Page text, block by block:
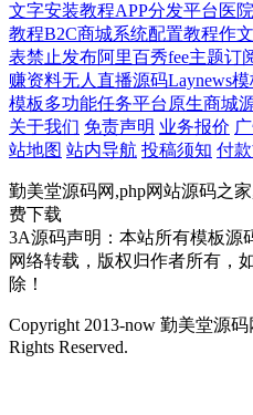
文字安装教程APP分发平台 医
教程B2C商城系统配置教程作
表禁止发布阿里百秀fee主题订
赚资料无人直播源码Laynews模
模板多功能任务平台 原生商城
关于我们 免责声明 业务报价
站地图 站内导航 投稿须知 付
勤美堂源码网,php网站源码之
费下载
3A源码声明：本站所有模板源
网络转载，版权归作者所有，
除！
Copyright 2013-now 勤美堂源
Rights Reserved.